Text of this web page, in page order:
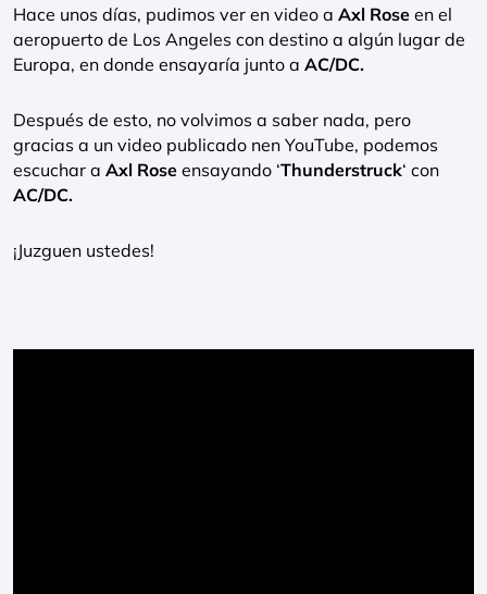
Hace unos días, pudimos ver en video a Axl Rose en el
aeropuerto de Los Angeles con destino a algún lugar de
Europa, en donde ensayaría junto a AC/DC.
Después de esto, no volvimos a saber nada, pero
gracias a un video publicado nen YouTube, podemos
escuchar a Axl Rose ensayando ‘Thunderstruck‘ con
AC/DC.
¡Juzguen ustedes!